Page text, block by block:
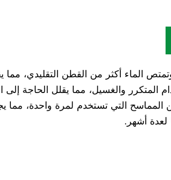
الماء أكثر من القطن التقليدي،
المتكرر والغسيل، مما يقلل الحاجة إلى
المماسح التي تستخدم لمرة واحدة، مما
لعدة أشهر.